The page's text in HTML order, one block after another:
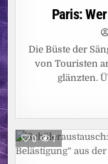
Paris:
Die Büste der
von Touristen
glänzten.
0 7